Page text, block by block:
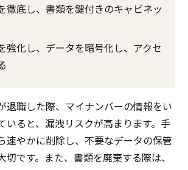
徹底し、書類を鍵付きのキャビネッ
強化し、データを暗号化し、アクセ
退職した際、マイナンバーの情報をい
いると、漏洩リスクが高まります。手
速やかに削除し、不要なデータの保管
切です。また、書類を廃棄する際は、